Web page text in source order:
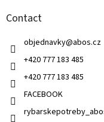
Contact
objednavky@abos.cz
+420 777 183 485
+420 777 183 485
FACEBOOK